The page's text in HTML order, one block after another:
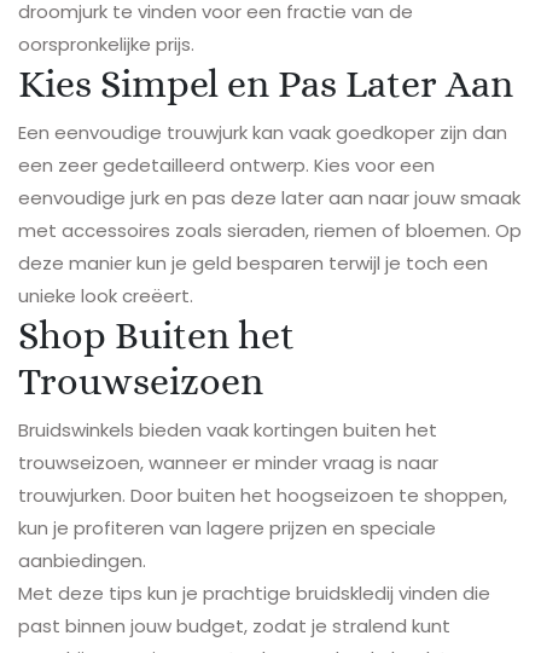
droomjurk te vinden voor een fractie van de
oorspronkelijke prijs.
Kies Simpel en Pas Later Aan
Een eenvoudige trouwjurk kan vaak goedkoper zijn dan
een zeer gedetailleerd ontwerp. Kies voor een
eenvoudige jurk en pas deze later aan naar jouw smaak
met accessoires zoals sieraden, riemen of bloemen. Op
deze manier kun je geld besparen terwijl je toch een
unieke look creëert.
Shop Buiten het
Trouwseizoen
Bruidswinkels bieden vaak kortingen buiten het
trouwseizoen, wanneer er minder vraag is naar
trouwjurken. Door buiten het hoogseizoen te shoppen,
kun je profiteren van lagere prijzen en speciale
aanbiedingen.
Met deze tips kun je prachtige bruidskledij vinden die
past binnen jouw budget, zodat je stralend kunt